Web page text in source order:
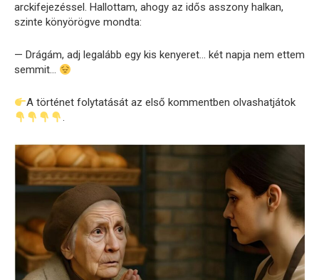
arckifejezéssel. Hallottam, ahogy az idős asszony halkan,
szinte könyörögve mondta:
— Drágám, adj legalább egy kis kenyeret… két napja nem ettem
semmit…
A történet folytatását az első kommentben olvashatjátok
.